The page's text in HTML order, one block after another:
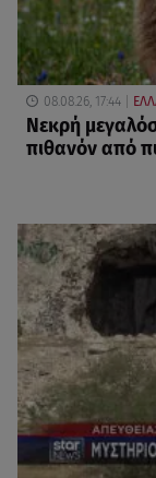
08.08.26, 17:44
Νεκρή
πιθανόν από